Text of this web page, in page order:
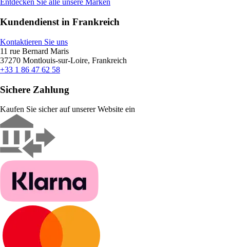
Entdecken Sie alle unsere Marken
Kundendienst in Frankreich
Kontaktieren Sie uns
11 rue Bernard Maris
37270 Montlouis-sur-Loire, Frankreich
+33 1 86 47 62 58
Sichere Zahlung
Kaufen Sie sicher auf unserer Website ein